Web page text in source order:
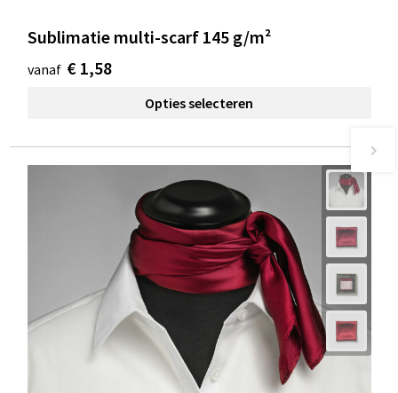
Sublimatie multi-scarf 145 g/m²
vanaf € 1,58
Opties selecteren